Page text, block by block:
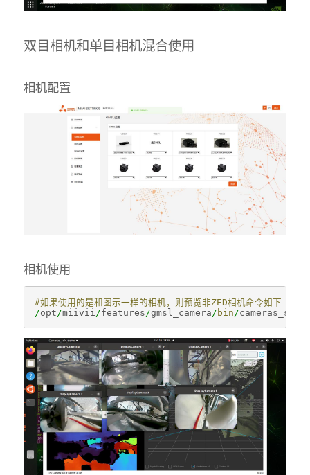
双目相机和单目相机混合使用
相机配置
相机使用
#如果使用的是和图示一样的相机，则预览非ZED相机命令如下
/opt /miivii /features /gmsl_camera / bin /